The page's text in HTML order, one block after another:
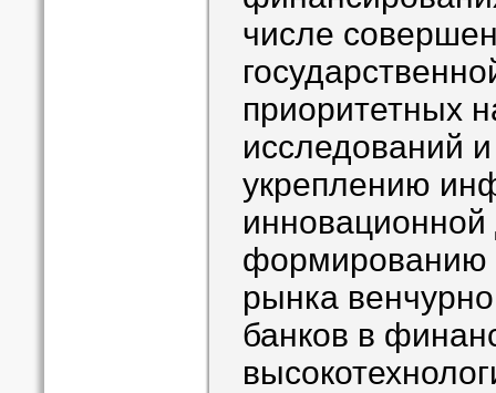
числе
приоритетных
исследований
укреплению
инновационной
формированию
рынка
банков в